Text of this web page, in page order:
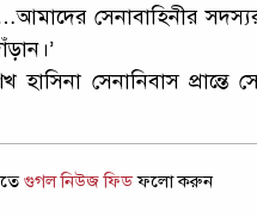
সেনাবাহিনীর
হাসিনা সেনানিবাস
গুগল নিউজ ফিডফলো করুন